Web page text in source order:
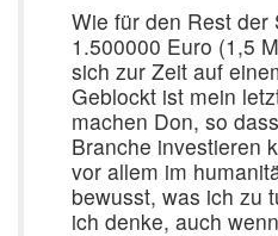
Wie für den Rest der
1.500000 Euro (1,5
sich zur Zeit auf
Geblockt ist mein
machen Don, so
Branche investieren
vor allem im
bewusst, was ich zu
ich denke, auch